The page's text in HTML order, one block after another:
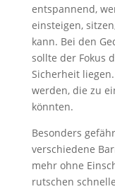
entspannend,
einsteigen,
kann. Bei den
sollte der Fokus
Sicherheit
werden, die zu
könnten.
Besonders
verschiedene
mehr ohne
rutschen